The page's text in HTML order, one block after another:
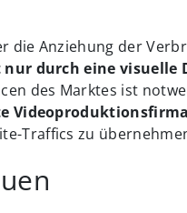
die Anziehung der
nur durch eine visuelle
des Marktes ist
Traffics zu